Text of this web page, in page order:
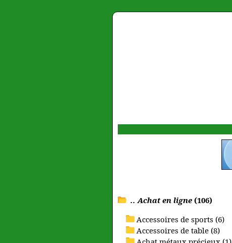
.. Achat en ligne (106)
Accessoires de sports (6)
Accessoires de table (8)